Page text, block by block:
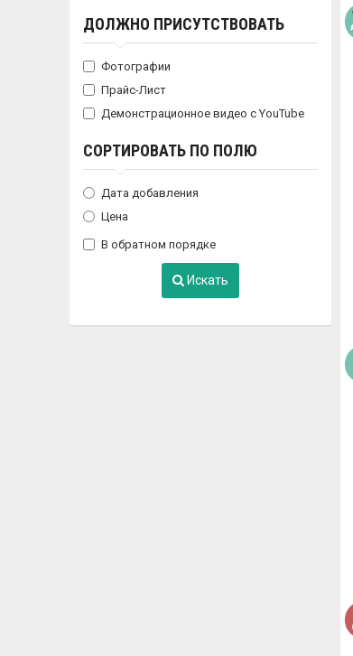
ДОЛЖНО ПРИСУТСТВОВАТЬ
Фотографии
Прайс-Лист
Демонстрационное видео с YouTube
СОРТИРОВАТЬ ПО ПОЛЮ
Дата добавления
Цена
В обратном порядке
Искать